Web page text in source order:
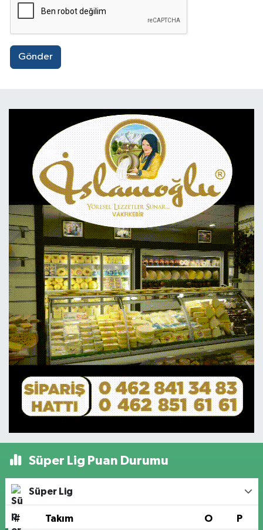
Gönder
Süper Lig Puan Durumu
Süper Lig
# Takım O P